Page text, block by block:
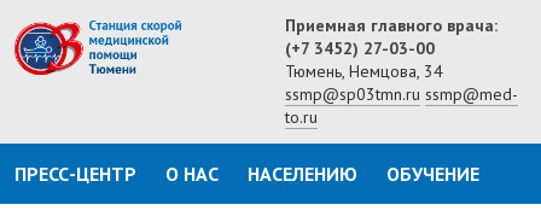
Приемная главного врача:
(+7 3452) 27-03-00
Тюмень, Немцова, 34
ssmp@sp03tmn.ru ssmp@med-
to.ru
ПРЕСС-ЦЕНТР О НАС НАСЕЛЕНИЮ ОБУЧЕНИЕ